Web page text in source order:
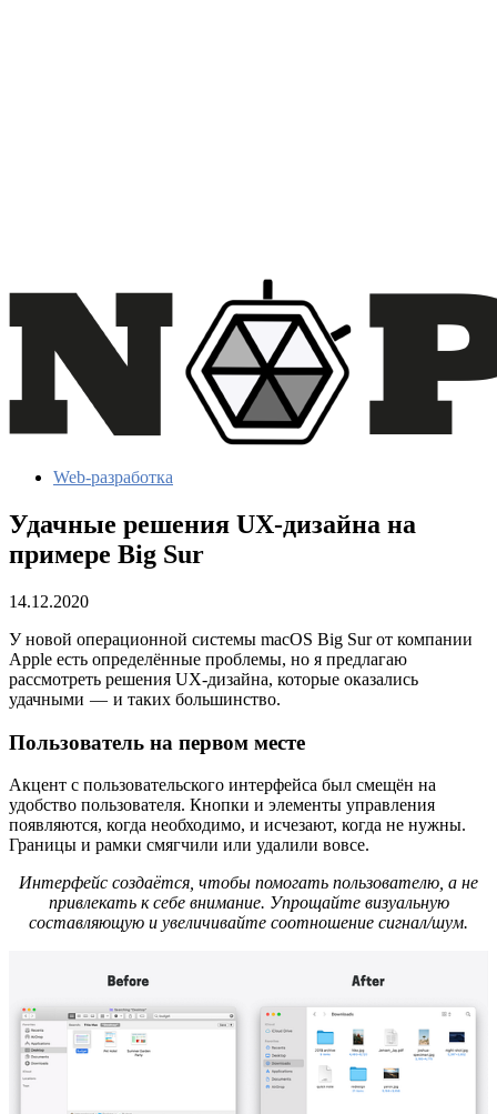
Web-разработка
Удачные решения UX-дизайна на
примере Big Sur
14.12.2020
У новой операционной системы macOS Big Sur от компании
Apple есть определённые проблемы, но я предлагаю
рассмотреть решения UX-дизайна, которые оказались
удачными — и таких большинство.
Пользователь на первом месте
Акцент с пользовательского интерфейса был смещён на
удобство пользователя. Кнопки и элементы управления
появляются, когда необходимо, и исчезают, когда не нужны.
Границы и рамки смягчили или удалили вовсе.
Интерфейс создаётся, чтобы помогать пользователю, а не
привлекать к себе внимание. Упрощайте визуальную
составляющую и увеличивайте соотношение сигнал/шум.